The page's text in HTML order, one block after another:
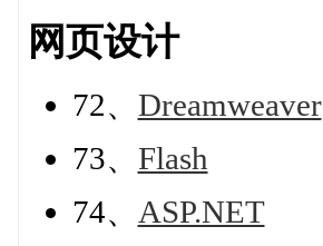
网页设计
72、 Dreamweaver
73、 Flash
74、 ASP.NET